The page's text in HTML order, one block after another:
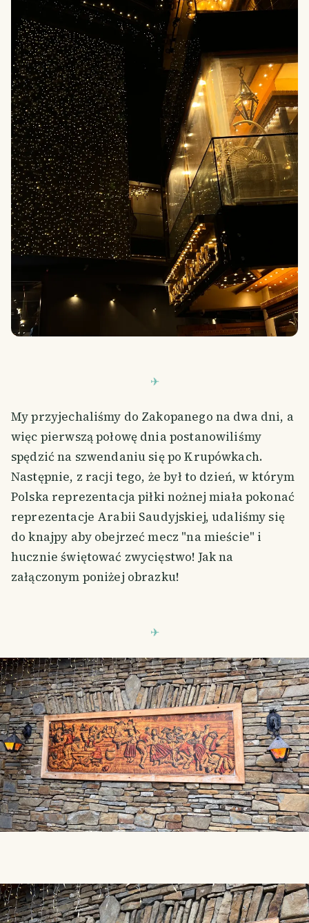
My przyjechaliśmy do Zakopanego na dwa dni, a
więc pierwszą połowę dnia postanowiliśmy
spędzić na szwendaniu się po Krupówkach.
Następnie, z racji tego, że był to dzień, w którym
Polska reprezentacja piłki nożnej miała pokonać
reprezentacje Arabii Saudyjskiej, udaliśmy się
do knajpy aby obejrzeć mecz "na mieście" i
hucznie świętować zwycięstwo! Jak na
załączonym poniżej obrazku!